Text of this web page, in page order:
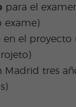
para el
exame)
en el proyecto
Madrid tres